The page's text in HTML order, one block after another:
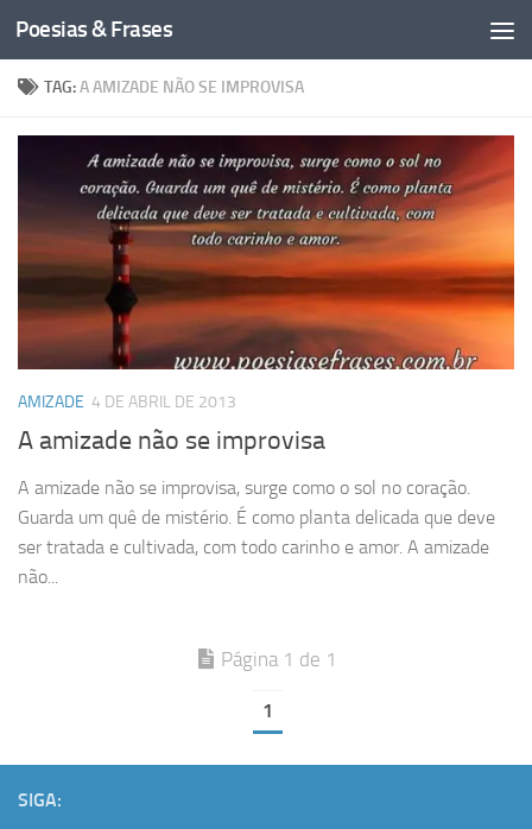
Skip to content
Poesias & Frases
TAG:A AMIZADE NÃO SE IMPROVISA
AMIZADE 4 DE ABRIL DE 2013
A amizade não se improvisa
A amizade não se improvisa, surge como o sol no coração.
Guarda um quê de mistério. É como planta delicada que deve
ser tratada e cultivada, com todo carinho e amor. A amizade
não...
Página 1 de 1
1
SIGA: